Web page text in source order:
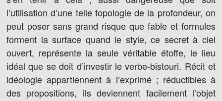
l’utilisation d’une telle topologie de la profondeur, on
peut poser sans grand risque que fable et formules
forment la surface quand le style, ce secret à ciel
ouvert, représente la seule véritable étoffe, le lieu
idéal que se doit d’investir le verbe-bistouri. Récit et
idéologie appartiennent à l’exprimé ; réductibles à
des propositions, ils deviennent facilement l’objet